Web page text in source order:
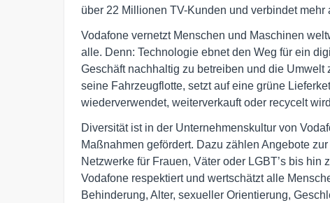
über 22 Millionen TV-Kunden und verbindet
Vodafone vernetzt Menschen und Maschinen
alle. Denn: Technologie ebnet den Weg für ein
Geschäft nachhaltig zu betreiben und die
seine Fahrzeugflotte, setzt auf eine grüne
wiederverwendet, weiterverkauft oder recycelt
Diversität ist in der Unternehmenskultur von
Maßnahmen gefördert. Dazu zählen Angebote
Netzwerke für Frauen, Väter oder LGBT’s bis
Vodafone respektiert und wertschätzt alle
Behinderung, Alter, sexueller Orientierung,